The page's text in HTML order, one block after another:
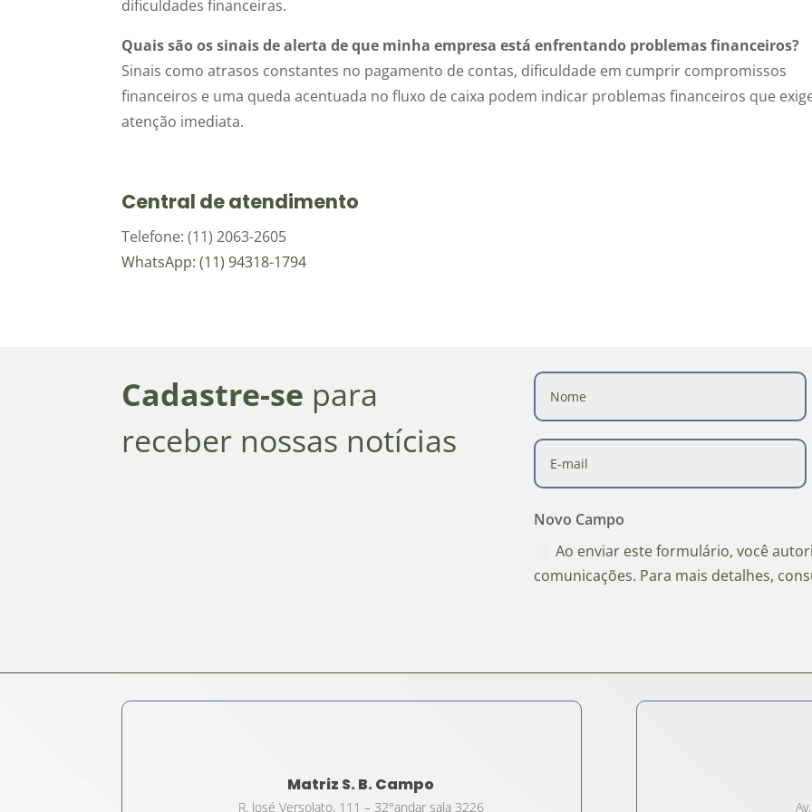
dificuldades financeiras.
Quais são os sinais de alerta de que minha empresa está enfrentando problemas financeiros?
Sinais como atrasos constantes no pagamento de contas, dificuldade em cumprir compromissos
financeiros e uma queda acentuada no fluxo de caixa podem indicar problemas financeiros que
atenção imediata.
Central de atendimento
Telefone: (11) 2063-2605
WhatsApp: (11) 94318-1794
Cadastre-se para
receber nossas notícias
Novo Campo
Ao enviar este formulário, você
comunicações. Para mais detalhes,
Matriz S. B. Campo
R. José Versolato, 111 – 32°andar sala 3226